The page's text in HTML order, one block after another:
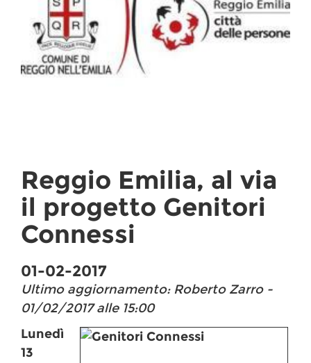
Reggio Emilia, al via
il progetto Genitori
Connessi
01-02-2017
Ultimo aggiornamento: Roberto Zarro -
01/02/2017 alle 15:00
Lunedì
13